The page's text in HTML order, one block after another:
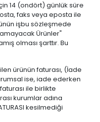
14 (ondört) günlük süre
faks veya eposta ile
işbu sözleşmede
Ürünler"
olması şarttır. Bu
ürünün faturası, (İade
ise, iade ederken
ile birlikte
kurumlar adına
kesilmediği